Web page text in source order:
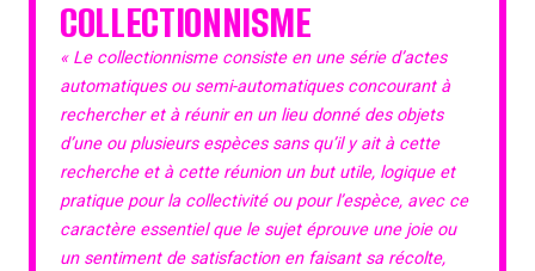
COLLECTIONNISME
« Le collectionnisme consiste en une série d’actes
automatiques ou semi-automatiques concourant à
rechercher et à réunir en un lieu donné des objets
d’une ou plusieurs espèces sans qu’il y ait à cette
recherche et à cette réunion un but utile, logique et
pratique pour la collectivité ou pour l’espèce, avec ce
caractère essentiel que le sujet éprouve une joie ou
un sentiment de satisfaction en faisant sa récolte,